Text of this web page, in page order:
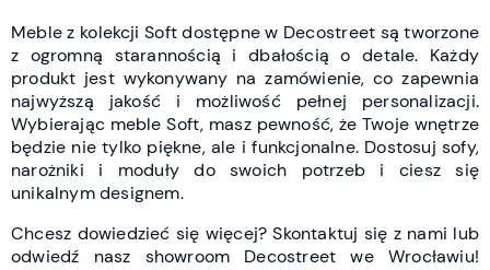
Meble z kolekcji Soft dostępne w Decostreet są tworzone
z ogromną starannością i dbałością o detale. Każdy
produkt jest wykonywany na zamówienie, co zapewnia
najwyższą jakość i możliwość pełnej personalizacji.
Wybierając meble Soft, masz pewność, że Twoje wnętrze
będzie nie tylko piękne, ale i funkcjonalne. Dostosuj sofy,
narożniki i moduły do swoich potrzeb i ciesz się
unikalnym designem.
Chcesz dowiedzieć się więcej? Skontaktuj się z nami lub
odwiedź nasz showroom Decostreet we Wrocławiu!